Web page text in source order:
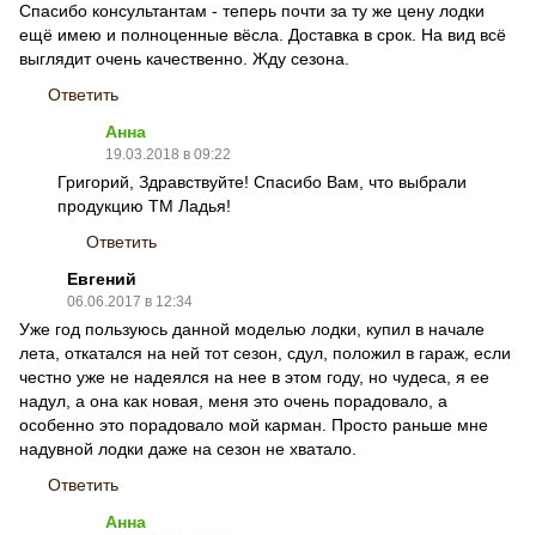
Спасибо консультантам - теперь почти за ту же цену лодки
ещё имею и полноценные вёсла. Доставка в срок. На вид всё
выглядит очень качественно. Жду сезона.
Ответить
Анна
19.03.2018 в 09:22
Григорий, Здравствуйте! Спасибо Вам, что выбрали
продукцию ТМ Ладья!
Ответить
Евгений
06.06.2017 в 12:34
Уже год пользуюсь данной моделью лодки, купил в начале
лета, откатался на ней тот сезон, сдул, положил в гараж, если
честно уже не надеялся на нее в этом году, но чудеса, я ее
надул, а она как новая, меня это очень порадовало, а
особенно это порадовало мой карман. Просто раньше мне
надувной лодки даже на сезон не хватало.
Ответить
Анна